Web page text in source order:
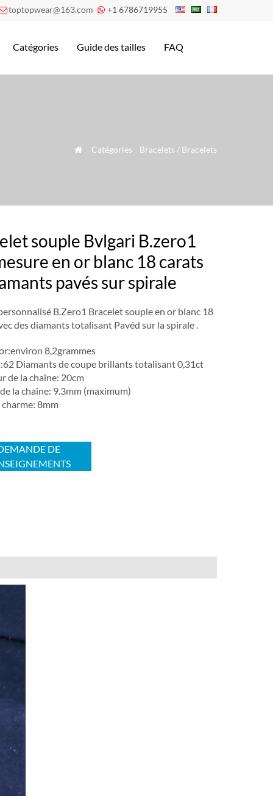
toptopwear@163.com  +1 6786719955
Catégories Guide des tailles FAQ
 Catégories Bracelets / Bracelets
souple Bvlgari B.zero1
en or blanc 18 carats
pavés sur spirale
B.Zero1 Bracelet souple en or blanc 18
des diamants totalisant Pavéd sur la spirale .
8,2grammes
Diamants de coupe brillants totalisant 0,31ct
de la chaîne: 20cm
la chaîne: 9.3mm (maximum)
charme: 8mm
DE